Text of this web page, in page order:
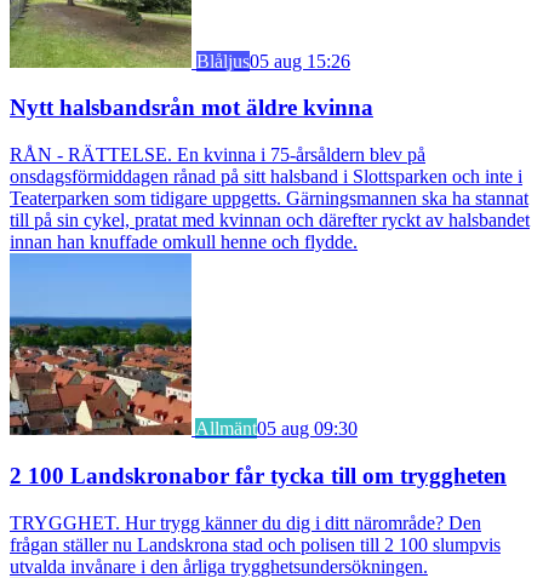
Blåljus05 aug 15:26
Nytt halsbandsrån mot äldre kvinna
RÅN - RÄTTELSE. En kvinna i 75-årsåldern blev på
onsdagsförmiddagen rånad på sitt halsband i Slottsparken och inte i
Teaterparken som tidigare uppgetts. Gärningsmannen ska ha stannat
till på sin cykel, pratat med kvinnan och därefter ryckt av halsbandet
innan han knuffade omkull henne och flydde.
Allmänt05 aug 09:30
2 100 Landskronabor får tycka till om tryggheten
TRYGGHET. Hur trygg känner du dig i ditt närområde? Den
frågan ställer nu Landskrona stad och polisen till 2 100 slumpvis
utvalda invånare i den årliga trygghetsundersökningen.